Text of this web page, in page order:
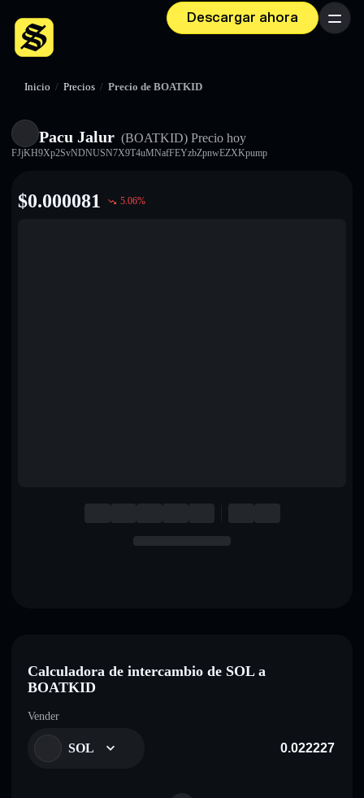
Descargar ahora Menú
Inicio / Precios / Precio de BOATKID
Pacu Jalur (BOATKID) Precio hoy
FJjKH9Xp2SvNDNUSN7X9T4uMNafFEYzbZpnwEZXKpump
$0.000081 5.06%
Calculadora de intercambio de SOL a
BOATKID
Vender
SOL